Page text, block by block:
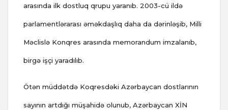
arasında ilk dostluq qrupu yaranıb. 2003-cü ildə
parlamentlərarası əməkdaşlıq daha da dərinləşib, Milli
Məclislə Konqres arasında memorandum imzalanıb,
birgə işçi yaradılıb.
Ötən müddətdə Koqresdəki Azərbaycan dostlarının
sayının artdığı müşahidə olunub, Azərbaycan XİN